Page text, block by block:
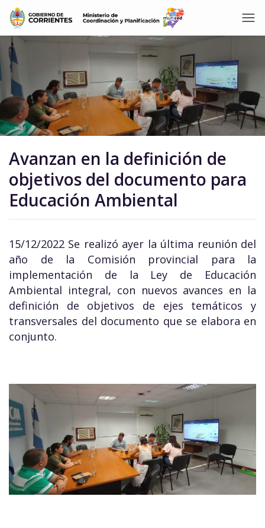
Avanzan en la definición de
objetivos del documento para
Educación Ambiental
15/12/2022 Se realizó ayer la última reunión del
año de la Comisión provincial para la
implementación de la Ley de Educación
Ambiental integral, con nuevos avances en la
definición de objetivos de ejes temáticos y
transversales del documento que se elabora en
conjunto.